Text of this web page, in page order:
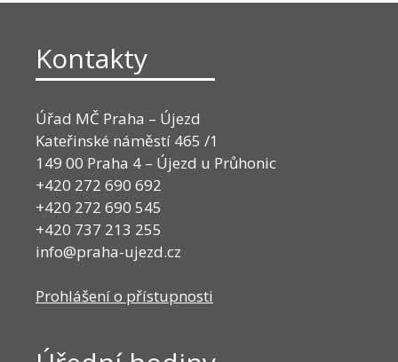
Kontakty
Úřad MČ Praha – Újezd
Kateřinské náměstí 465 /1
149 00 Praha 4 – Újezd u Průhonic
+420 272 690 692
+420 272 690 545
+420 737 213 255
info@praha-ujezd.cz
Prohlášení o přístupnosti